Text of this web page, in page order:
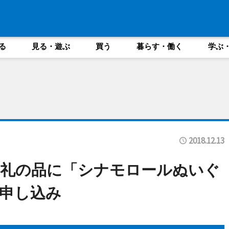
見る・遊ぶ 買う 暮らす・働く 学ぶ
2018.12.13
の品に「シナモロールぬいぐ
し込み